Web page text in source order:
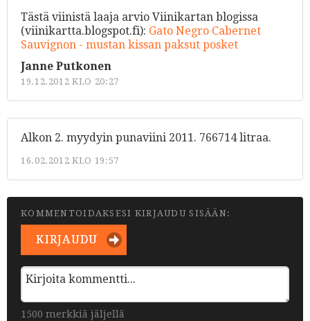
Tästä viinistä laaja arvio Viinikartan blogissa
(viinikartta.blogspot.fi): Gato Negro Cabernet
Sauvignon - mustan kissan paksut posket
Janne Putkonen
19.12.2012 KLO 20:27
Alkon 2. myydyin punaviini 2011. 766714 litraa.
16.02.2012 KLO 19:57
KOMMENTOIDAKSESI KIRJAUDU SISÄÄN:
KIRJAUDU
1500 merkkiä jäljellä